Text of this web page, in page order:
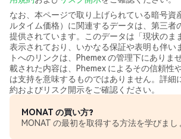
なお、本ページで取り上げられている暗号資
ルタイム価格）に関連するデータは、第三者
提供されています。このデータは「現状のま
表示されており、いかなる保証や表明も伴い
トへのリンクは、Phemex の管理下にありま
載された内容は、Phemex によるその信頼性
は支持を意味するものではありません。詳細
約およびリスク開示をご確認ください。
MONAT の買い方?
MONAT の最初を取得する方法を学びまし